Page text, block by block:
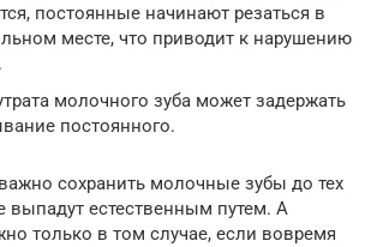
постоянные начинают резаться в
месте, что приводит к нарушению
молочного зуба может задержать
постоянного.
сохранить молочные зубы до тех
выпадут естественным путем. А
только в том случае, если вовремя